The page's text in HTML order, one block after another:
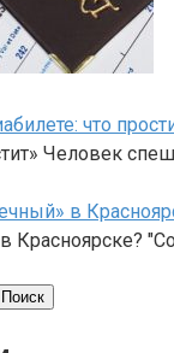
что
Человек
в
Красноярске?
Поиск